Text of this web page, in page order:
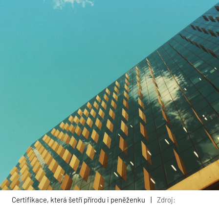
Certifikace, která šetří přírodu i peněženku |
Zdroj: